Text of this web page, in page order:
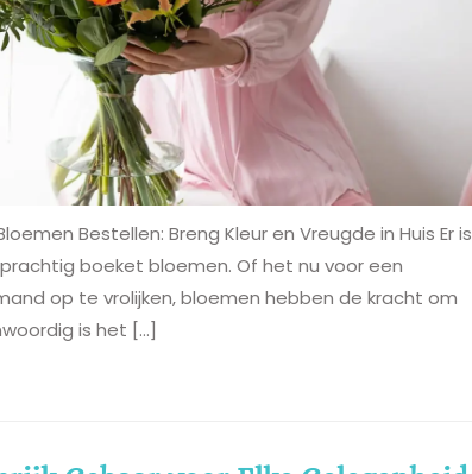
Bestellen: Breng Kleur en Vreugde in Huis Er is
boeket bloemen. Of het nu voor een
op te vrolijken, bloemen hebben de kracht om
is het […]